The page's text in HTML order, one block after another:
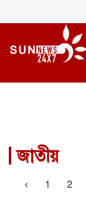
জাতীয়
‹ 1 2